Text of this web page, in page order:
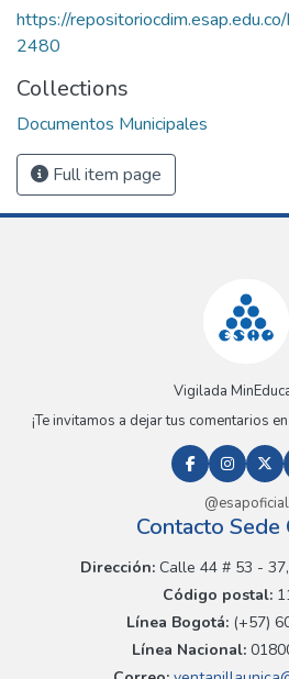
https://
2480
Collections
Documentos Municipales
Full item page
Vigilada
¡Te invitamos a dejar tus comentarios
@esapoficial
Contacto Sede
Dirección:Calle 44 # 53 - 37,
Código postal:
Línea Bogotá:(+57)
Línea Nacional: